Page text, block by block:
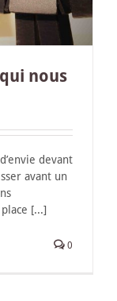
nous
devant
avant un
[...]
0